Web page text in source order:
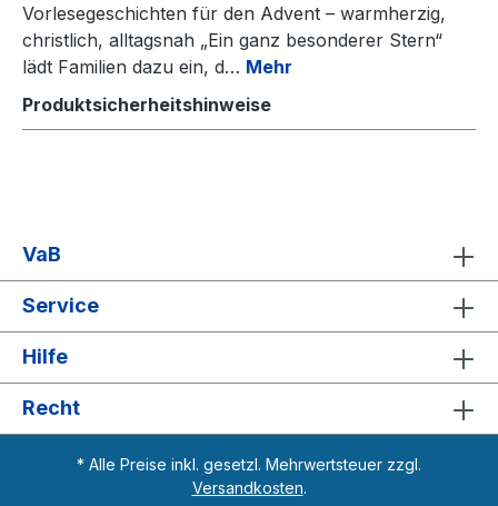
Vorlesegeschichten für den Advent – warmherzig,
christlich, alltagsnah „Ein ganz besonderer Stern“
lädt Familien dazu ein, d… Mehr
Produktsicherheitshinweise
VaB
Service
Hilfe
Recht
* Alle Preise inkl. gesetzl. Mehrwertsteuer zzgl.
Versandkosten.